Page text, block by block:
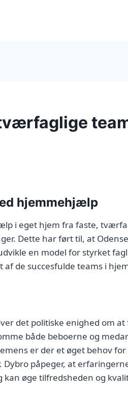
hjemmehjælp
i eget hjem fra faste,
Dette har ført til, at
en model for styrket
de succesfulde teams i
det politiske enighed om
både beboerne og
er der et øget behov
påpeger, at
øge tilfredsheden og